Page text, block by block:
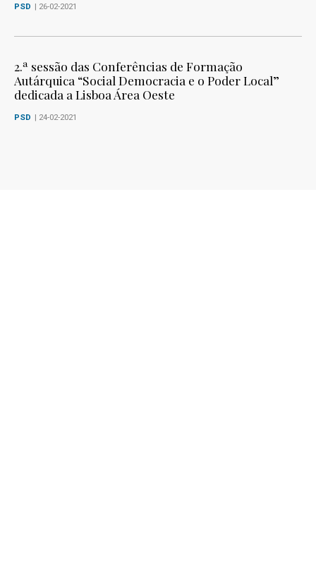
PSD | 26-02-2021
2.ª sessão das Conferências de Formação
Autárquica “Social Democracia e o Poder Local”
dedicada a Lisboa Área Oeste
PSD | 24-02-2021